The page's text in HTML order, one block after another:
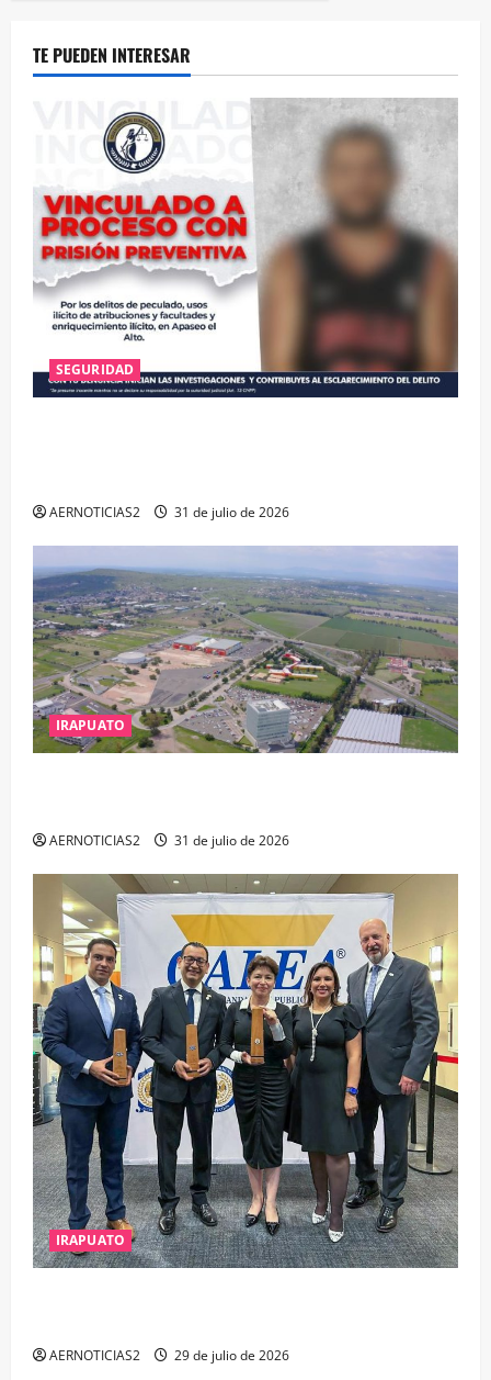
TE PUEDEN INTERESAR
SEGURIDAD
AERNOTICIAS2 31 de julio de 2026
IRAPUATO
AERNOTICIAS2 31 de julio de 2026
IRAPUATO
AERNOTICIAS2 29 de julio de 2026